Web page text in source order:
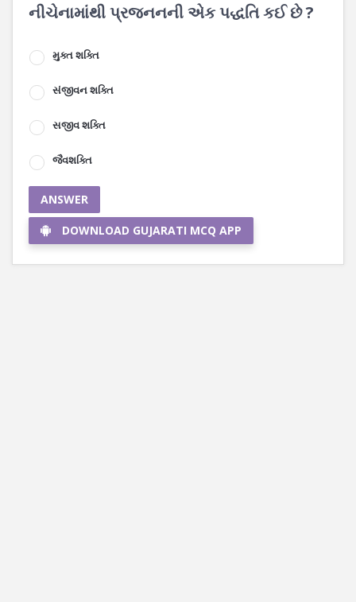
નીચેનામાંથી પ્રજનનની એક પદ્ધતિ કઈ છે ?
મુક્ત શક્તિ
સંજીવન શક્તિ
સજીવ શક્તિ
જૈવશક્તિ
ANSWER
DOWNLOAD GUJARATI MCQ APP